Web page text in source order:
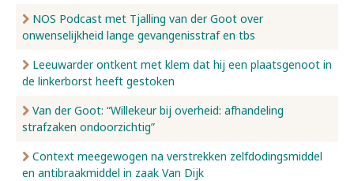
NOS Podcast met Tjalling van der Goot over
onwenselijkheid lange gevangenisstraf en tbs
Leeuwarder ontkent met klem dat hij een plaatsgenoot in
de linkerborst heeft gestoken
Van der Goot: “Willekeur bij overheid: afhandeling
strafzaken ondoorzichtig”
Context meegewogen na verstrekken zelfdodingsmiddel
en antibraakmiddel in zaak Van Dijk